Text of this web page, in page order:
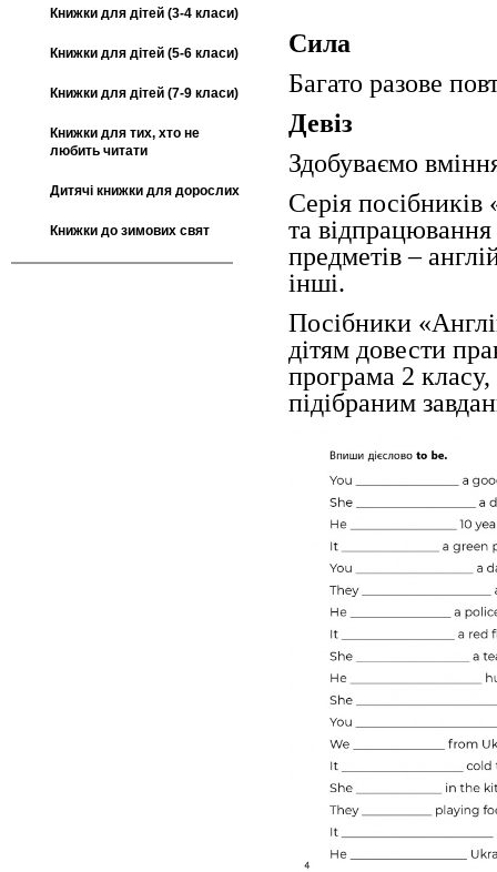
Книжки для дітей (3-4 класи)
Книжки для дітей (5-6 класи)
Книжки для дітей (7-9 класи)
Книжки для тих, хто не
любить читати
Дитячі книжки для дорослих
Книжки до зимових свят
Сила
Багато разове
Девіз
Здобуваємо
Серія
та відпрацювання
предметів –
інші.
Посібники
дітям довести
програма 2 класу,
підібраним